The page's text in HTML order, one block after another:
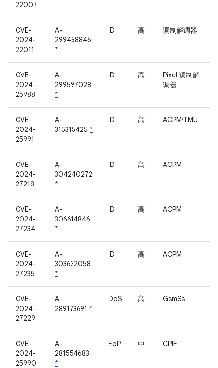
22007
CVE-
2024-
22011
A-
299458846
*
ID 高 调制解调器
CVE-
2024-
25988
A-
299597028
*
ID 高
Pixel 调制解
调器
CVE-
2024-
25991
A-
315315425 *
ID 高 ACPM/TMU
CVE-
2024-
27218
A-
304240272
*
ID 高 ACPM
CVE-
2024-
27234
A-
306614846
*
ID 高 ACPM
CVE-
2024-
27235
A-
303632058
*
ID 高 ACPM
CVE-
2024-
27229
A-
289173691 *
DoS 高 GsmSs
CVE-
2024-
25990
A-
281554683
*
EoP 中 CPIF